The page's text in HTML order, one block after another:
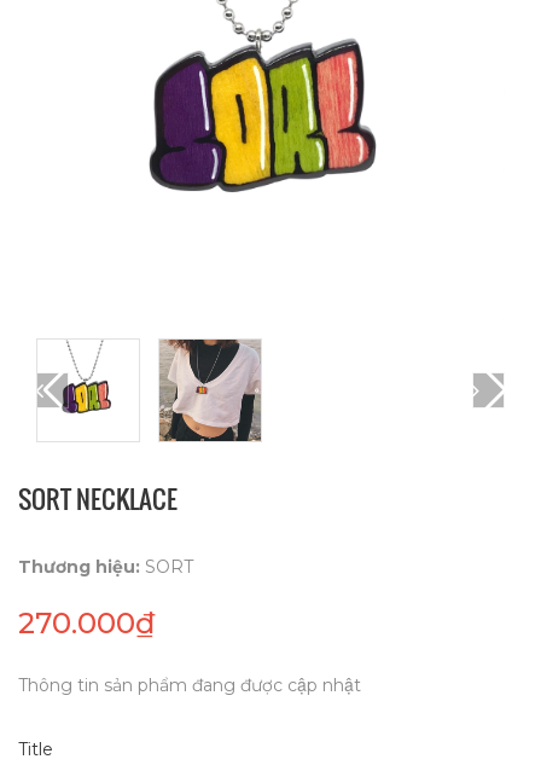
SORT NECKLACE
Thương hiệu: SORT
270.000₫
Thông tin sản phẩm đang được cập nhật
Title